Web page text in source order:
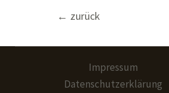
Beitragsnavigation
← zurück
Impressum
Datenschutzerklärung